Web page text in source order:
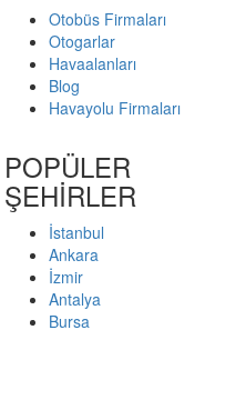
Otobüs Firmaları
Otogarlar
Havaalanları
Blog
Havayolu Firmaları
POPÜLER
ŞEHİRLER
İstanbul
Ankara
İzmir
Antalya
Bursa